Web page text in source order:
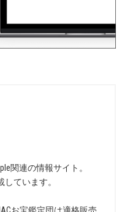
関連の情報サイト。
ています。